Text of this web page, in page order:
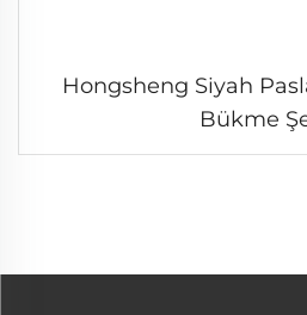
Hongsheng Siyah
Bükme